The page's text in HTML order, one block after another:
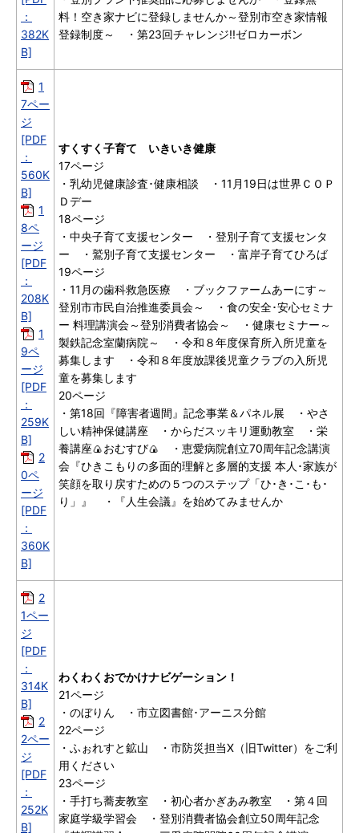
：
382K
B]
料！空き家ナビに登録しませんか～登別市空き家情報
登録制度～ ・第23回チャレンジ!!ゼロカーボン
1
7ペー
ジ
[PDF
：
560K
B]
1
8ペ
ージ
[PDF
：
208K
B]
1
9ペ
ージ
[PDF
：
259K
B]
2
0ペ
ージ
[PDF
：
360K
B]
すくすく子育て いきいき健康
17ページ
・乳幼児健康診査･健康相談 ・11月19日は世界ＣＯＰ
Ｄデー
18ページ
・中央子育て支援センター ・登別子育て支援センタ
ー ・鷲別子育て支援センター ・富岸子育てひろば
19ページ
・11月の歯科救急医療 ・ブックファームあーにす～
登別市市民自治推進委員会～ ・食の安全･安心セミナ
ー 料理講演会～登別消費者協会～ ・健康セミナー～
製鉄記念室蘭病院～ ・令和８年度保育所入所児童を
募集します ・令和８年度放課後児童クラブの入所児
童を募集します
20ページ
・第18回『障害者週間』記念事業＆パネル展 ・やさ
しい精神保健講座 ・からだスッキリ運動教室 ・栄
養講座🍙おむすび🍙 ・恵愛病院創立70周年記念講演
会『ひきこもりの多面的理解と多層的支援 本人･家族が
笑顔を取り戻すための５つのステップ「ひ･き･こ･も･
り」』 ・『人生会議』を始めてみませんか
2
1ペー
ジ
[PDF
：
314K
B]
2
2ペー
ジ
[PDF
：
252K
B]
わくわくおでかけナビゲーション！
21ページ
・のぼりん ・市立図書館･アーニス分館
22ページ
・ふぉれすと鉱山 ・市防災担当X（旧Twitter）をご利
用ください
23ページ
・手打ち蕎麦教室 ・初心者かぎあみ教室 ・第４回
家庭学級学習会 ・登別消費者協会創立50周年記念